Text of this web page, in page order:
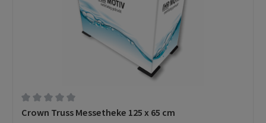
Durchschnittliche Bewertung von 0 von 5 Sternen
Crown Truss Messetheke 125 x 65 cm